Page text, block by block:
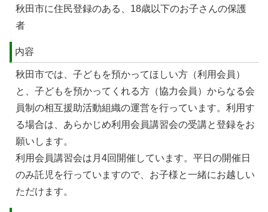
秋田市に住民登録のある、18歳以下のお子さんの保護
者
内容
秋田市では、子どもを預かってほしい方（利用会員）
と、子どもを預かってくれる方（協力会員）からなる会
員制の相互援助活動組織の運営を行っています。利用す
る場合は、あらかじめ利用会員講習会の受講と登録をお
願いします。
利用会員講習会は月4回開催しています。平日の開催日
のみ託児を行っていますので、お子様と一緒にお越しい
ただけます。